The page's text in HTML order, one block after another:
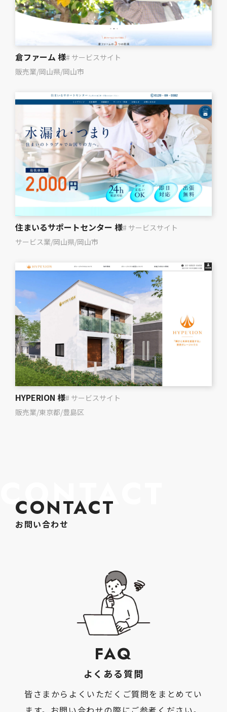
倉ファーム 様# サービスサイト
販売業/岡山県/岡山市
住まいるサポートセンター 様# サービスサイト
サービス業/岡山県/岡山市
HYPERION 様# サービスサイト
販売業/東京都/豊島区
CONTACT
CONTACT
お問い合わせ
FAQ
よくある質問
皆さまからよくいただくご質問をまとめてい